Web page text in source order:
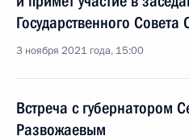
Государственного Совета
3 ноября 2021 года, 15:00
Встреча с губернатором
Развожаевым